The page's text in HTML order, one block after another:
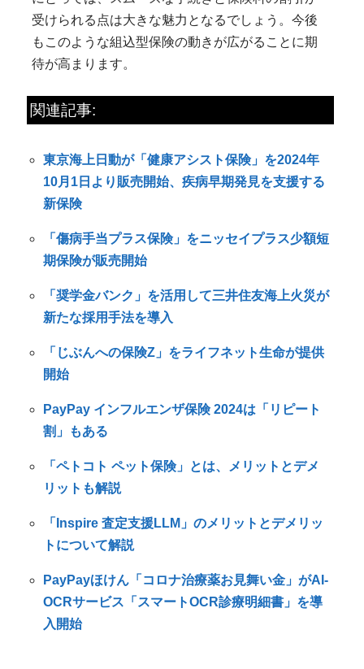
受けられる点は大きな魅力となるでしょう。今後
もこのような組込型保険の動きが広がることに期
待が高まります。
関連記事:
東京海上日動が「健康アシスト保険」を2024年
10月1日より販売開始、疾病早期発見を支援する
新保険
「傷病手当プラス保険」をニッセイプラス少額短
期保険が販売開始
「奨学金バンク」を活用して三井住友海上火災が
新たな採用手法を導入
「じぶんへの保険Z」をライフネット生命が提供
開始
PayPay インフルエンザ保険 2024は「リピート
割」もある
「ペトコト ペット保険」とは、メリットとデメ
リットも解説
「Inspire 査定支援LLM」のメリットとデメリッ
トについて解説
PayPayほけん「コロナ治療薬お見舞い金」がAI-
OCRサービス「スマートOCR診療明細書」を導
入開始